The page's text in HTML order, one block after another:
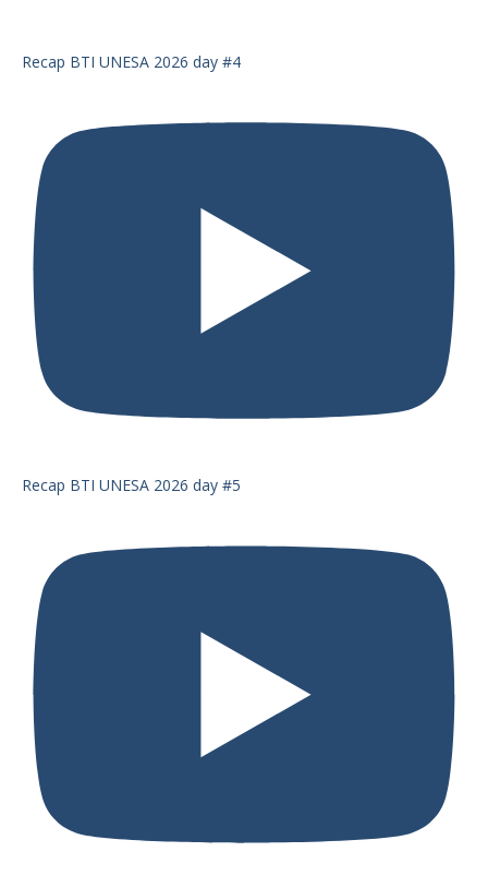
Recap BTI UNESA 2026 day #4
Recap BTI UNESA 2026 day #5